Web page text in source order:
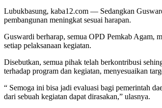
Lubukbasung, kaba12.com — Sedangkan
pembangunan meningkat sesuai harapan.
Guswardi berharap, semua OPD Pemkab Agam,
setiap pelaksanaan kegiatan.
Disebutkan, semua pihak telah berkontribusi
terhadap program dan kegiatan, menyesuaikan
“ Semoga ini bisa jadi evaluasi bagi pemerintah
dari sebuah kegiatan dapat dirasakan,” ulasnya.